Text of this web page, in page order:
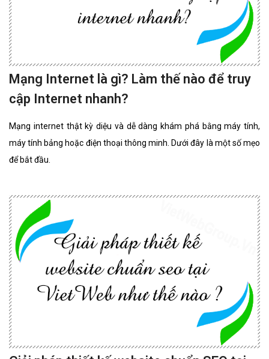
Mạng Internet là gì? Làm thế nào để truy
cập Internet nhanh?
Mạng internet thật kỳ diệu và dễ dàng khám phá bằng máy tính,
máy tính bảng hoặc điện thoại thông minh. Dưới đây là một số mẹo
để bắt đầu.